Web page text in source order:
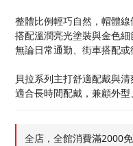
整體比例輕巧自然，帽體線
搭配溫潤亮光塗裝與金色細
無論日常通勤、街車搭配或
貝拉系列主打舒適配戴與清
適合長時間配戴，兼顧外型
全店，全館消費滿2000